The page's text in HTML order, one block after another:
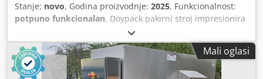
Stanje: novo, Godina proizvodnje: 2025, Funkcionalnost:
potpuno funkcionalan, Doypack pakirni stroj impresionira
svojom kompaktnošću s jednostaničnom strukturom i
vertikalnim smjerom punjenja, omogućujući učinkovit i
štedljiv proizvodni proces, posebno prilagođen
ograničenim proizvodnim prostorima. Zahvaljujući
Mali oglasi